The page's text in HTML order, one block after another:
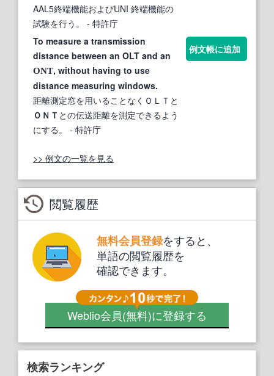
AAL5終端機能およびUNI 終端機能の
試験を行う。
- 特許庁
To measure a transmission
distance between an OLT and an
ONT, without having to use
distance measuring windows.
距離測定窓を用いることなくＯＬＴと
ＯＮＴ との伝送距離を測定できるよう
にする。
- 特許庁
例文帳に追加
>> 例文の一覧を見る
閲覧履歴
無料会員登録をすると、
単語の閲覧履歴を
確認できます。
Weblio会員(無料)に登録する
検索ランキング